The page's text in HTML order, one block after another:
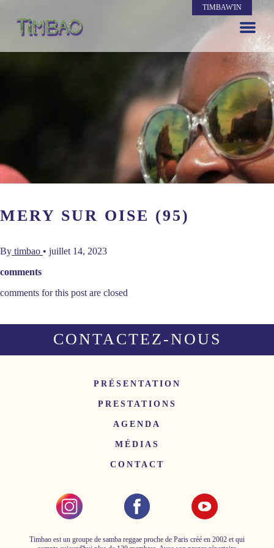
TIMBAW'IN
MERY SUR OISE (95)
By timbao • juillet 14, 2023
comments
comments for this post are closed
CONTACTEZ-NOUS
PRÉSENTATION
PRESTATIONS
AGENDA
MÉDIAS
CONTACT
Timbao est un groupe de samba reggae proche de Paris créé en 2002 et qui